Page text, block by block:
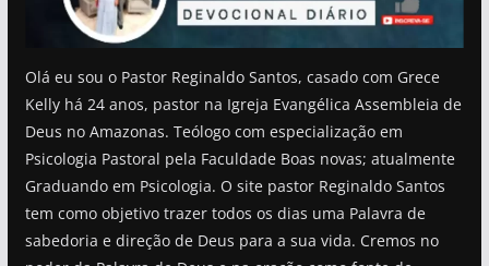
Olá eu sou o Pastor Reginaldo Santos, casado com Grece
Kelly há 24 anos, pastor na Igreja Evangélica Assembleia de
Deus no Amazonas. Teólogo com especialização em
Psicologia Pastoral pela Faculdade Boas novas; atualmente
Graduando em Psicologia. O site pastor Reginaldo Santos
tem como objetivo trazer todos os dias uma Palavra de
sabedoria e direção de Deus para a sua vida. Cremos no